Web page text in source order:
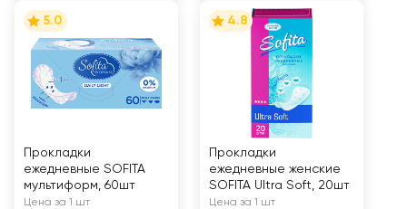
5.0
Прокладки
ежедневные SOFITA
мультиформ, 60шт
Цена за 1 шт
4.8
Прокладки
ежедневные женские
SOFITA Ultra Soft, 20шт
Цена за 1 шт